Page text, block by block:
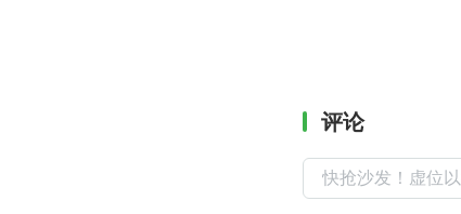
评论